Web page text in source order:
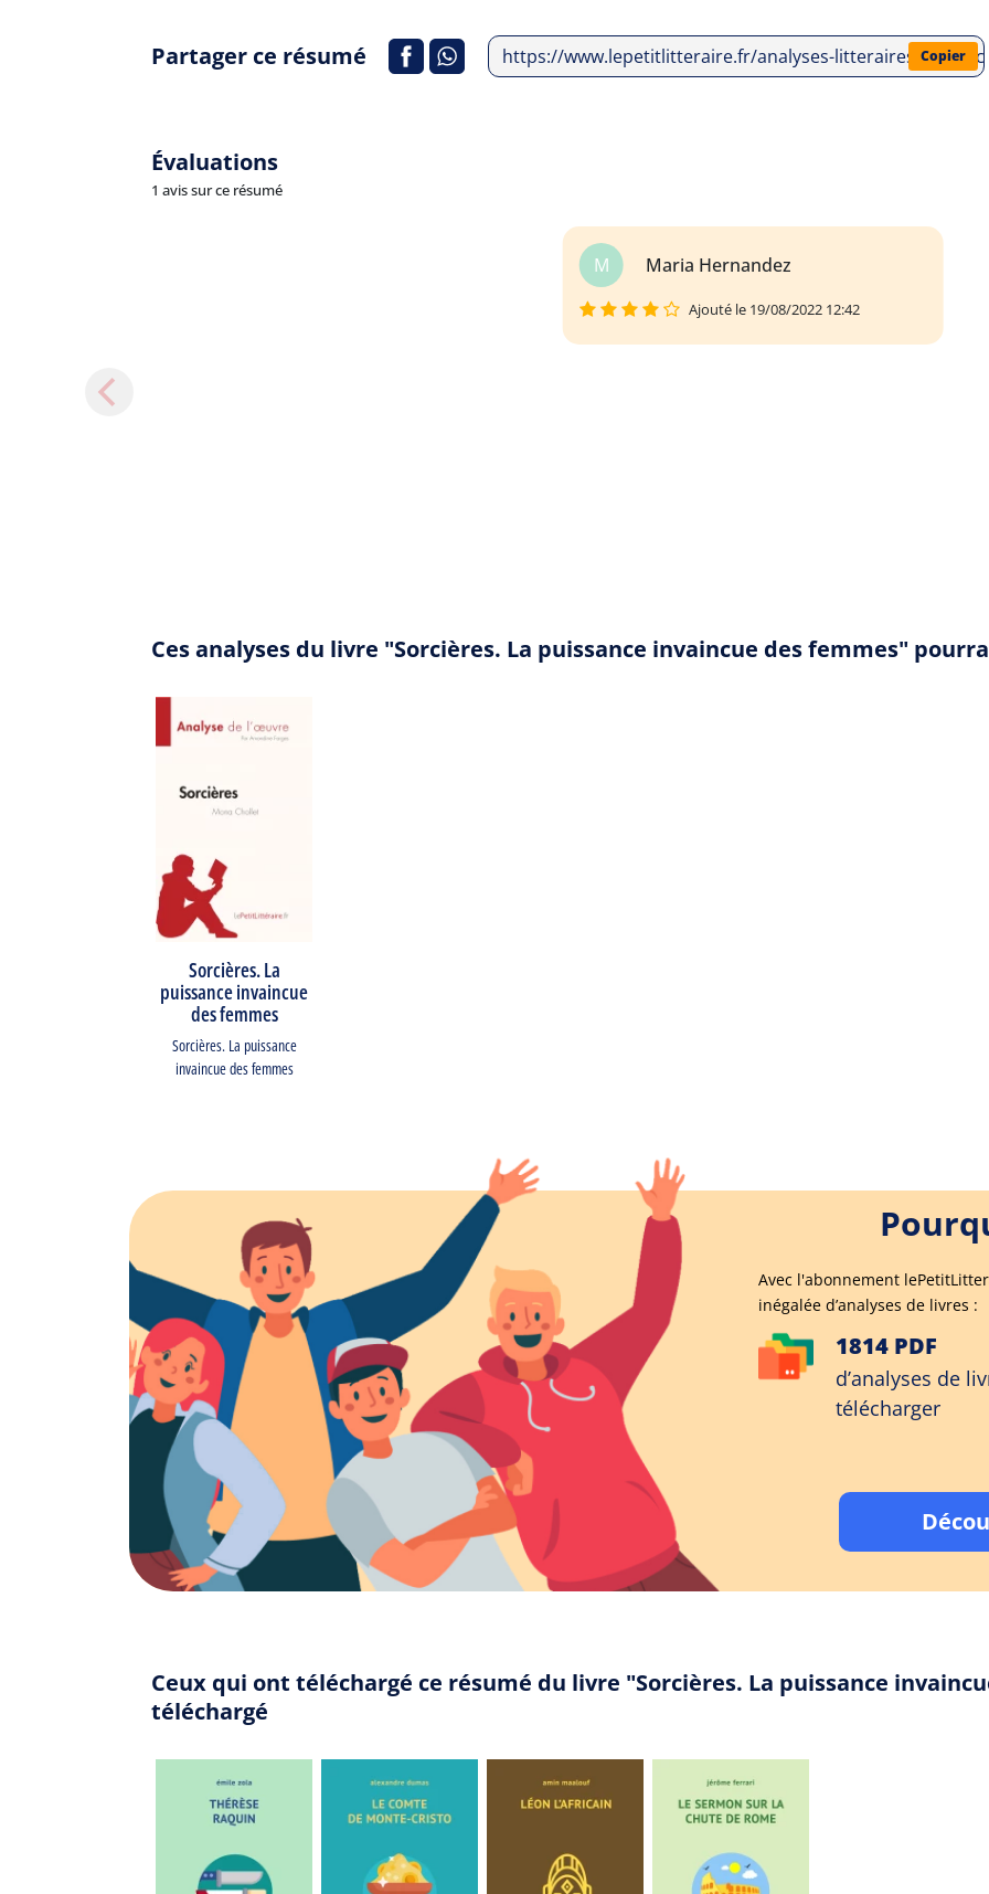
Partager ce résumé https://www.lepetitlitteraire.fr/analyses-litteraires/mona-
Copier
Évaluations
1 avis sur ce résumé
M Maria Hernandez
Ajouté le 19/08/2022 12:42
Ces analyses du livre "Sorcières. La puissance invaincue des femmes"
Sorcières. La
puissance invaincue
des femmes
Sorcières. La puissance
invaincue des femmes
Avec l'abonnement
inégalée d’analyses de livres :
1814 PDF
d’analyses de
télécharger
Ceux qui ont téléchargé ce résumé du livre "Sorcières. La puissance
téléchargé